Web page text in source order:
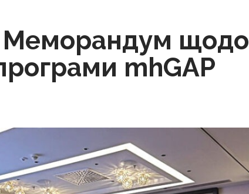
Меморандум щодо
програми mhGAP